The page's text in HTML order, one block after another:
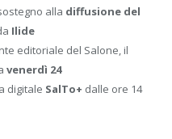
alla diffusione del
Ilide
editoriale del Salone, il
venerdì 24
digitale SalTo+ dalle ore 14